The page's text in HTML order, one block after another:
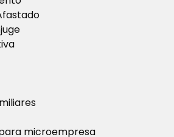
microempresa